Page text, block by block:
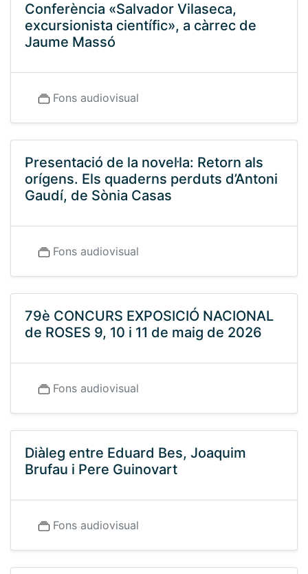
Conferència «Salvador Vilaseca,
excursionista científic», a càrrec de
Jaume Massó
Fons audiovisual
Presentació de la novel·la: Retorn als
orígens. Els quaderns perduts d’Antoni
Gaudí, de Sònia Casas
Fons audiovisual
79è CONCURS EXPOSICIÓ NACIONAL
de ROSES 9, 10 i 11 de maig de 2026
Fons audiovisual
Diàleg entre Eduard Bes, Joaquim
Brufau i Pere Guinovart
Fons audiovisual